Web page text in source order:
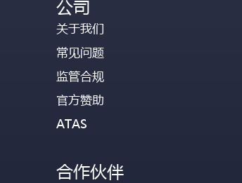
公司
关于我们
常见问题
监管合规
官方赞助
ATAS
合作伙伴